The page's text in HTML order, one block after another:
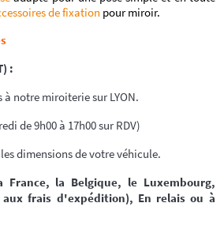
de fixation pour miroir.
:
notre miroiterie sur LYON.
de 9h00 à 17h00 sur RDV)
dimensions de votre véhicule.
la Belgique, le Luxembourg,
aux frais d'expédition), En relais ou à